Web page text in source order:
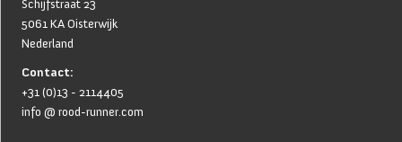
Schijfstraat 23
5061 KA Oisterwijk
Nederland
Contact:
+31 (0)13 - 2114405
info @ rood-runner.com